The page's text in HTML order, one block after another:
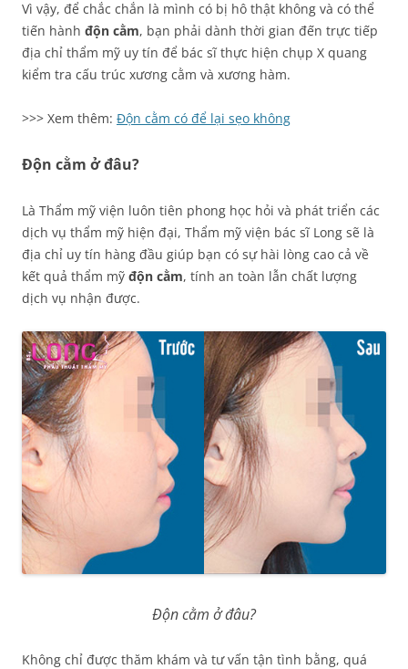
Vì vậy, để chắc chắn là mình có bị hô thật không và có thể
tiến hành độn cằm, bạn phải dành thời gian đến trực tiếp
địa chỉ thẩm mỹ uy tín để bác sĩ thực hiện chụp X quang
kiểm tra cấu trúc xương cằm và xương hàm.
>>> Xem thêm: Độn cằm có để lại sẹo không
Độn cằm ở đâu?
Là Thẩm mỹ viện luôn tiên phong học hỏi và phát triển các
dịch vụ thẩm mỹ hiện đại, Thẩm mỹ viện bác sĩ Long sẽ là
địa chỉ uy tín hàng đầu giúp bạn có sự hài lòng cao cả về
kết quả thẩm mỹ độn cằm, tính an toàn lẫn chất lượng
dịch vụ nhận được.
Độn cằm ở đâu?
Không chỉ được thăm khám và tư vấn tận tình bằng, quá